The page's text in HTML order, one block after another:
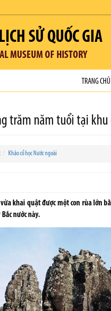
SỬ QUỐC GIA
MUSEUM OF HISTORY
TRANG CHỦ
trăm năm tuổi tại
Khảo cổ học Nước ngoài
vừa khai quật được một con rùa lớn
nước này.